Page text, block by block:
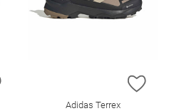
ZUR WUNSCHLISTE HINZUFÜGEN
ZUR
Adidas Terrex